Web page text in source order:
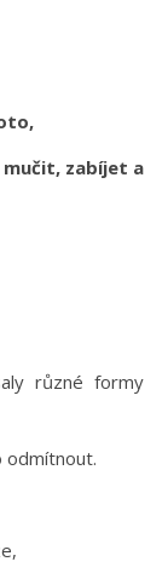
zabíjet a
různé formy
odmítnout.